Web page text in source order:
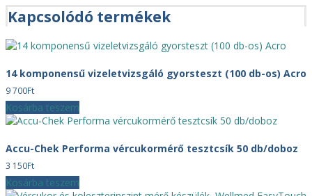
900Ft.
455Ft.
Kapcsolódó termékek
14 komponensű vizeletvizsgáló gyorsteszt (100 db-os) Acro
9 700Ft
Kosárba teszem
Accu-Chek Performa vércukormérő tesztcsík 50 db/doboz
3 150Ft
Kosárba teszem